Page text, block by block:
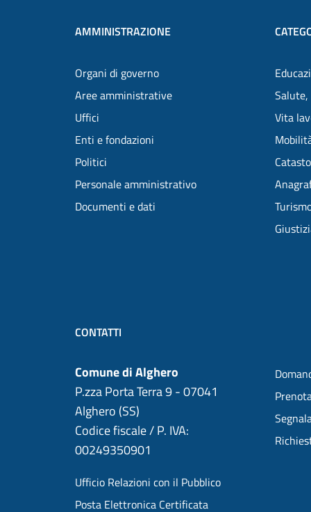
AMMINISTRAZIONE
Organi di governo
Aree amministrative
Uffici
Enti e fondazioni
Politici
Personale amministrativo
Documenti e dati
Salute,
Vita
CONTATTI
Comune di Alghero
P.zza Porta Terra 9 - 07041
Alghero (SS)
Codice fiscale / P. IVA:
00249350901
Ufficio Relazioni con il Pubblico
Posta Elettronica Certificata